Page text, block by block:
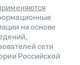
на основе
сети
Российской